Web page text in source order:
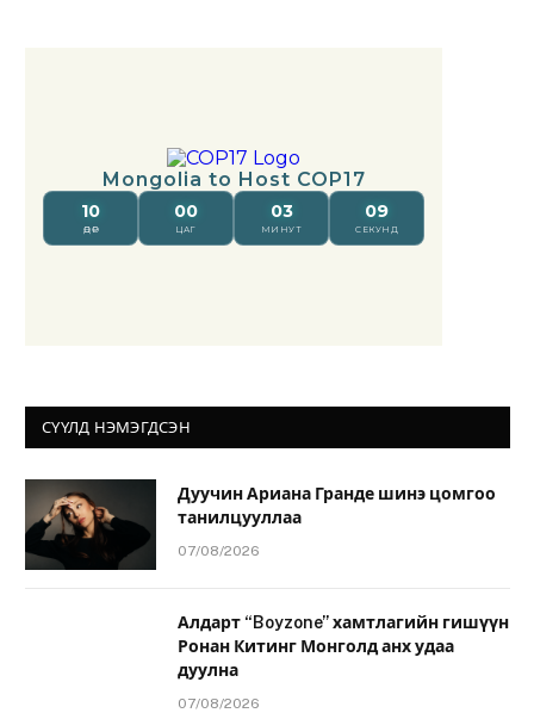
СҮҮЛД НЭМЭГДСЭН
Дуучин Ариана Гранде шинэ цомгоо
танилцууллаа
07/08/2026
Алдарт “Boyzone” хамтлагийн гишүүн
Ронан Китинг Монголд анх удаа
дуулна
07/08/2026